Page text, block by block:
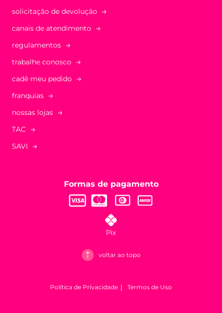
solicitação de devolução
canais de atendimento
regulamentos
trabalhe conosco
cadê meu pedido
franquias
nossas lojas
TAC
SAVI
Formas de pagamento
voltar ao topo
Política de Privacidade Termos de Uso